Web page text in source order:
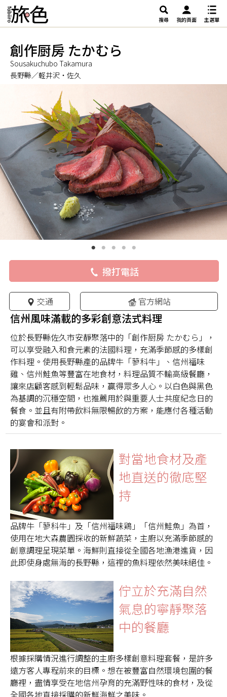
搜尋 我的頁面 主選單
創作厨房 たかむら
Sousakuchubo Takamura
長野縣／軽井沢・佐久
撥打電話
交通 官方網站
信州風味滿載的多彩創意法式料理
位於長野縣佐久市安靜聚落中的「創作厨房 たかむら」，
可以享受融入和食元素的法國料理，充滿季節感的多樣創
作料理。使用長野縣產的品牌牛「蓼科牛」、信州福味
雞、信州鮭魚等豐富在地食材，料理品質不輸高級餐廳，
讓來店顧客感到輕鬆品味，贏得眾多人心。以白色與黑色
為基調的沉穩空間，也推薦用於與重要人士共度紀念日的
餐食。並且有附帶飲料無限暢飲的方案，能應付各種活動
的宴會和派對。
對當地食材及產
地直送的徹底堅
持
品牌牛「蓼科牛」及「信州福味鶏」「信州鮭魚」為首，
使用在地大森農園採收的新鮮蔬菜，主廚以充滿季節感的
創意調理呈現菜單。海鮮則直接從全國各地漁港進貨，因
此即使身處無海的長野縣，這裡的魚料理依然美味絕佳。
佇立於充滿自然
氣息的寧靜聚落
中的餐廳
根據採購情況進行調整的主廚多樣創意料理套餐，是許多
遠方客人專程前來的目標。想在被豐富自然環境包圍的餐
廳裡，盡情享受在地信州孕育的充滿野性味的食材，及從
全國各地直接採購的新鮮海鮮之美味。